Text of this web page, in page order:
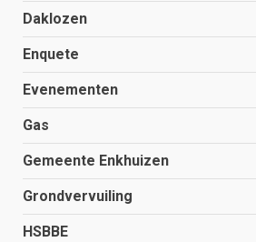
Daklozen
Enquete
Evenementen
Gas
Gemeente Enkhuizen
Grondvervuiling
HSBBE